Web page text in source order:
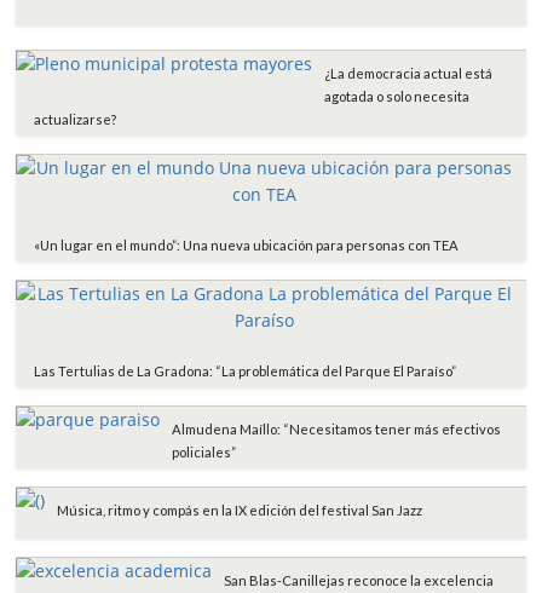
o
r
p
p
t
¿La democracia actual está
agotada o solo necesita
actualizarse?
«Un lugar en el mundo”: Una nueva ubicación para personas con TEA
Las Tertulias de La Gradona: “La problemática del Parque El Paraíso”
Almudena Maíllo: “Necesitamos tener más efectivos
policiales”
Música, ritmo y compás en la IX edición del festival San Jazz
San Blas-Canillejas reconoce la excelencia